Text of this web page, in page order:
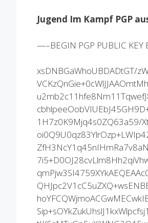
Jugend Im Kampf PGP
—–BEGIN PGP PUBLIC
xsDNBGaWhoUBDADtGT/
1H7z0K9Mjq4s0ZQ63a59/